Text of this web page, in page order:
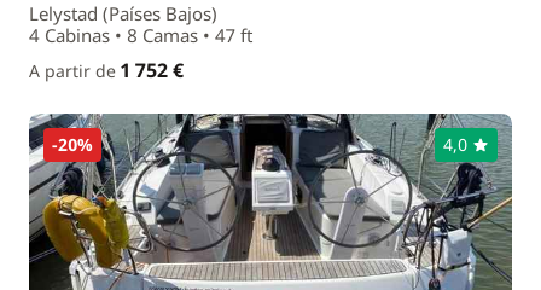
Lelystad (Países Bajos)
4 Cabinas • 8 Camas • 47 ft
A partir de 1 752 €
-20% 4,0